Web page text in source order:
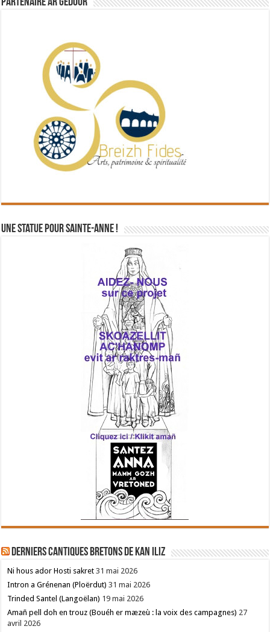
Partenaire Ar Gedour
Une statue pour Sainte-Anne !
Derniers cantiques bretons de Kan Iliz
Ni hous ador Hosti sakret 31 mai 2026
Intron a Grénenan (Ploërdut) 31 mai 2026
Trinded Santel (Langoëlan) 19 mai 2026
Amañ pell doh en trouz (Bouéh er mæzeù : la voix des campagnes) 27
avril 2026